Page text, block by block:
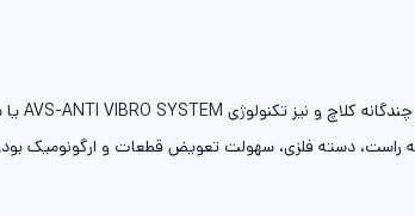
دسته فلزی، سهولت تعویض قطعات و ارگونومیک